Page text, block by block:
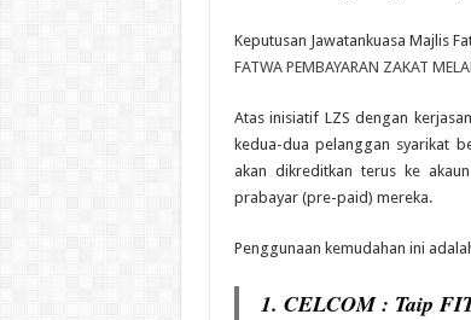
Keputusan Jawatankuasa Majlis
FATWA PEMBAYARAN ZAKAT
Atas inisiatif LZS dengan
kedua-dua pelanggan syarikat
akan dikreditkan terus ke
prabayar (pre-paid) mereka.
Penggunaan kemudahan ini
1. CELCOM : Taip